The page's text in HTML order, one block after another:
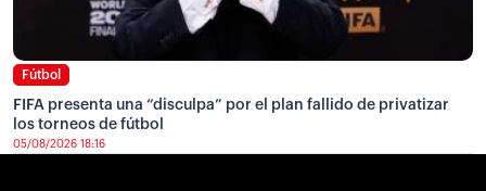
Fútbol
FIFA presenta una “disculpa” por el plan fallido de privatizar
los torneos de fútbol
05/08/2026 18:16